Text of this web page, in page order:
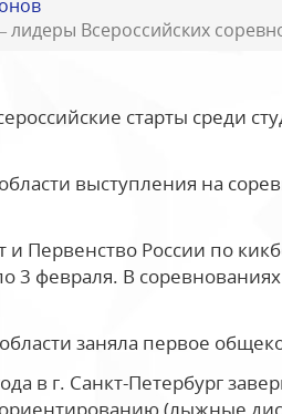
Всероссийских
старты среди
выступления на
Первенство России по
3 февраля. В
заняла первое
в г. Санкт-Петербург